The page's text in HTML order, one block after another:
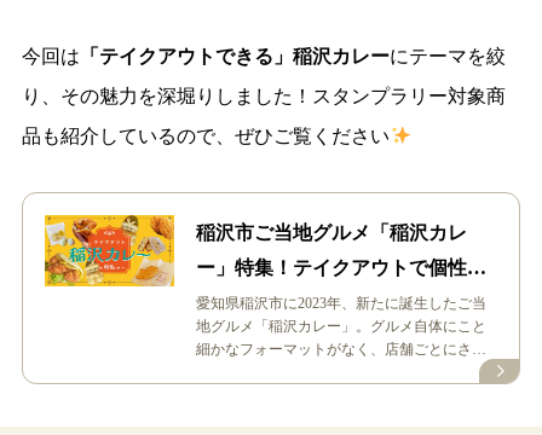
今回は 「テイクアウトできる」稲沢カレーにテーマを絞
り、その魅力を深堀りしました！スタンプラリー対象商
品も紹介しているので、ぜひご覧ください
稲沢市ご当地グルメ「稲沢カレ
ー」特集！テイクアウトで個性あ
ふれるグルメをたべまわろう
愛知県稲沢市に2023年、新たに誕生したご当
地グルメ「稲沢カレー」。グルメ自体にこと
細かなフォーマットがなく、店舗ごとにさま